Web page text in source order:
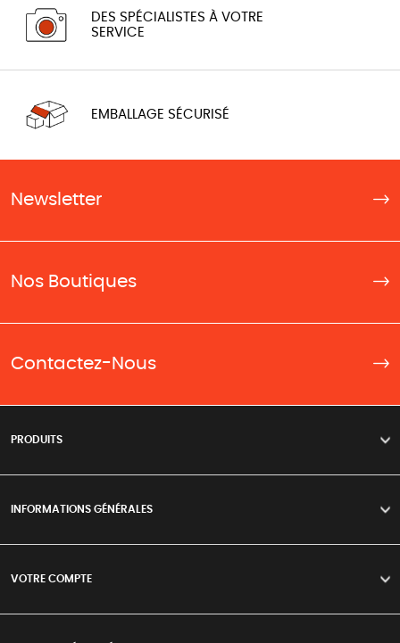
DES SPÉCIALISTES À VOTRE
SERVICE
EMBALLAGE SÉCURISÉ
Newsletter
Nos Boutiques
Contactez-Nous
PRODUITS >
INFORMATIONS GÉNÉRALES >
VOTRE COMPTE >